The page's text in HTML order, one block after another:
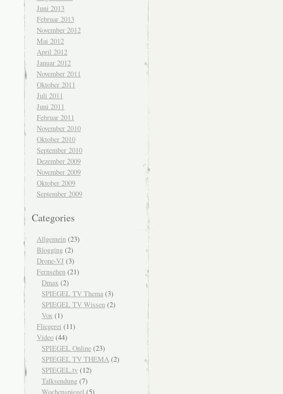
Juni 2013
Februar 2013
November 2012
Mai 2012
April 2012
Januar 2012
November 2011
Oktober 2011
Juli 2011
Juni 2011
Februar 2011
November 2010
Oktober 2010
September 2010
Dezember 2009
November 2009
Oktober 2009
September 2009
Categories
Allgemein (23)
Blogging (2)
Drone-VJ (3)
Fernsehen (21)
Dmax (2)
SPIEGEL TV Thema (3)
SPIEGEL TV Wissen (2)
Vox (1)
Fliegerei (11)
Video (44)
SPIEGEL Online (23)
SPIEGEL TV THEMA (2)
SPIEGEL.tv (12)
Talksendung (7)
Wochenspiegel (5)